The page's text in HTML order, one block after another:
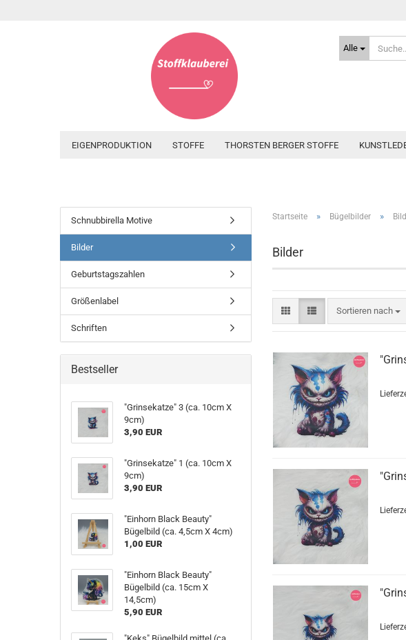
Alle
EIGENPRODUKTION STOFFE THORSTEN BERGER STOFFE
Startseite » Bügelbilder »
Bilder
Sortieren nach
Sortieren nach
Schnubbirella Motive
Bilder
Geburtstagszahlen
Größenlabel
Schriften
Bestseller
"Grinsekatze" 3 (ca. 10cm X
9cm)
3,90 EUR
"Grinsekatze" 1 (ca. 10cm X
9cm)
3,90 EUR
"Einhorn Black Beauty"
Bügelbild (ca. 4,5cm X 4cm)
1,00 EUR
"Einhorn Black Beauty"
Bügelbild (ca. 15cm X
14,5cm)
5,90 EUR